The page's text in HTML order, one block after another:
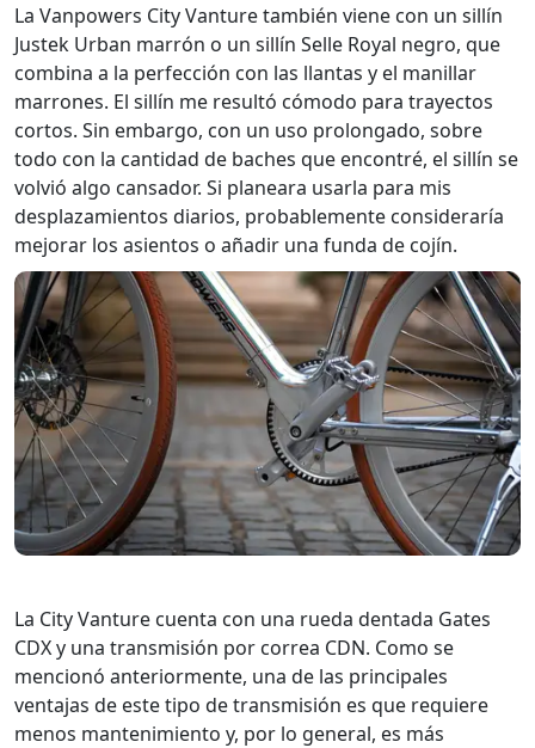
La Vanpowers City Vanture también viene con un sillín
Justek Urban marrón o un sillín Selle Royal negro, que
combina a la perfección con las llantas y el manillar
marrones. El sillín me resultó cómodo para trayectos
cortos. Sin embargo, con un uso prolongado, sobre
todo con la cantidad de baches que encontré, el sillín se
volvió algo cansador. Si planeara usarla para mis
desplazamientos diarios, probablemente consideraría
mejorar los asientos o añadir una funda de cojín.
La City Vanture cuenta con una rueda dentada Gates
CDX y una transmisión por correa CDN. Como se
mencionó anteriormente, una de las principales
ventajas de este tipo de transmisión es que requiere
menos mantenimiento y, por lo general, es más